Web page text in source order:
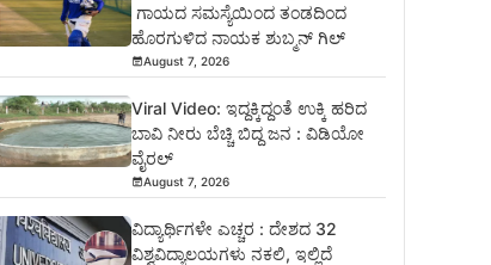
ಗಾಯದ ಸಮಸ್ಯೆಯಿಂದ ತಂಡದಿಂದ
ಹೊರಗುಳಿದ ನಾಯಕ ಶುಬ್ಮನ್ ಗಿಲ್
August 7, 2026
Viral Video: ಇದ್ದಕ್ಕಿದ್ದಂತೆ ಉಕ್ಕಿ ಹರಿದ
ಬಾವಿ ನೀರು ಬೆಚ್ಚಿ ಬಿದ್ದ ಜನ : ವಿಡಿಯೋ
ವೈರಲ್
August 7, 2026
ವಿದ್ಯಾರ್ಥಿಗಳೇ ಎಚ್ಚರ : ದೇಶದ 32
ವಿಶ್ವವಿದ್ಯಾಲಯಗಳು ನಕಲಿ, ಇಲ್ಲಿದೆ